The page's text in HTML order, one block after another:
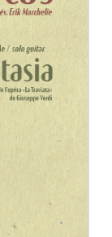
4 Guitars
5 Guitars and More
Guitar Ensemble
Guitar Orchestra
Concertos
Guitar and other
Chamber Music